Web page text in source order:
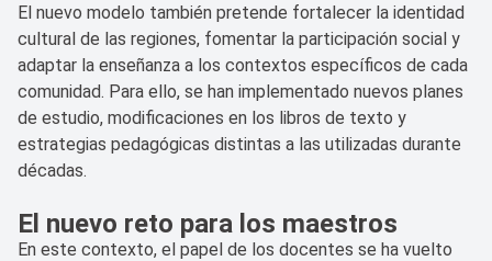
El nuevo modelo también pretende fortalecer la identidad
cultural de las regiones, fomentar la participación social y
adaptar la enseñanza a los contextos específicos de cada
comunidad. Para ello, se han implementado nuevos planes
de estudio, modificaciones en los libros de texto y
estrategias pedagógicas distintas a las utilizadas durante
décadas.
El nuevo reto para los maestros
En este contexto, el papel de los docentes se ha vuelto